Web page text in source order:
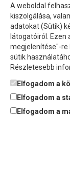
Íratkozzon fel
Feliratkozom
tájékoztatót
© Copyright
A weboldal
kiszolgálása,
adatokat (Sütik)
látogatóiról.
megjelenítése"-re
sütik
Részletesebb
Elfogadom a
Elfogadom a
Elfogadom a